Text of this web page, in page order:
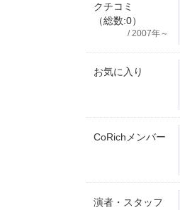
クチコミ
（総数:0）
/ 2007年～
お気に入り
CoRichメンバー
演者・スタッフ